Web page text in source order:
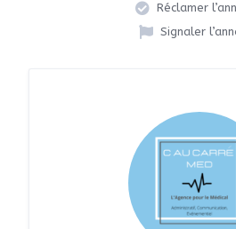
Réclamer
Signaler